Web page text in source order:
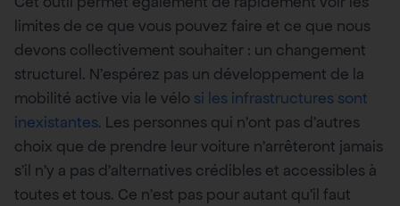
limites de ce que vous pouvez faire et ce que nous
devons collectivement souhaiter : un changement
structurel. N’espérez pas un développement de la
mobilité active via le vélo si les infrastructures sont
inexistantes. Les personnes qui n’ont pas d’autres
choix que de prendre leur voiture n’arrêteront jamais
s’il n’y a pas d’alternatives crédibles et accessibles à
toutes et tous. Ce n’est pas pour autant qu’il faut